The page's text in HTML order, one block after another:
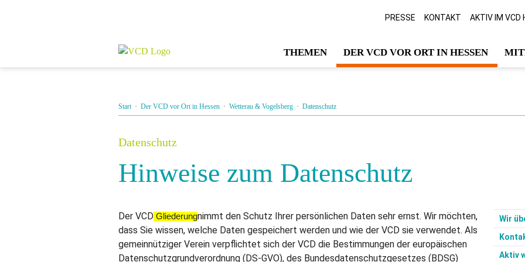
PRESSE KONTAKT AKTIV IM VCD
THEMEN DER VCD VOR ORT IN HESSEN
Start· Der VCD vor Ort in Hessen · Wetterau & Vogelsberg · Datenschutz
Datenschutz
Hinweise zum Datenschutz
Der VCD Gliederungnimmt den Schutz Ihrer persönlichen Daten sehr ernst. Wir möchten,
dass Sie wissen, welche Daten gespeichert werden und wie der VCD sie verwendet. Als
gemeinnütziger Verein verpflichtet sich der VCD die Bestimmungen der europäischen
Datenschutzgrundverordnung (DS-GVO), des Bundesdatenschutzgesetzes (BDSG)
Wir
Aktiv